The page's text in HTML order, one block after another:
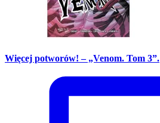
Więcej potworów! – „Venom. Tom 3”.